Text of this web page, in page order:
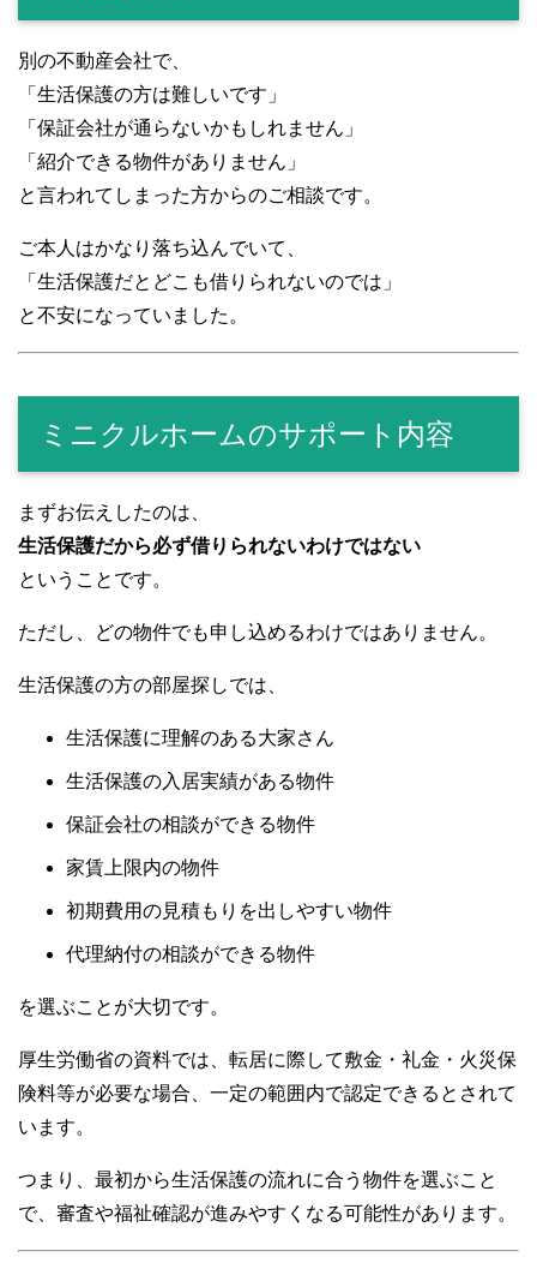
別の不動産会社で、
「生活保護の方は難しいです」
「保証会社が通らないかもしれません」
「紹介できる物件がありません」
と言われてしまった方からのご相談です。
ご本人はかなり落ち込んでいて、
「生活保護だとどこも借りられないのでは」
と不安になっていました。
ミニクルホームのサポート内容
まずお伝えしたのは、
生活保護だから必ず借りられないわけではない
ということです。
ただし、どの物件でも申し込めるわけではありません。
生活保護の方の部屋探しでは、
生活保護に理解のある大家さん
生活保護の入居実績がある物件
保証会社の相談ができる物件
家賃上限内の物件
初期費用の見積もりを出しやすい物件
代理納付の相談ができる物件
を選ぶことが大切です。
厚生労働省の資料では、転居に際して敷金・礼金・火災保
険料等が必要な場合、一定の範囲内で認定できるとされて
います。
つまり、最初から生活保護の流れに合う物件を選ぶこと
で、審査や福祉確認が進みやすくなる可能性があります。